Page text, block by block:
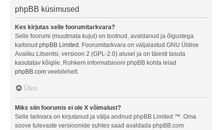
phpBB küsimused
Kes kirjutas selle foorumitarkvara?
Selle foorumi (muutmata kujul) on tootnud, avaldanud ja õigustega
kaitsnud phpBB Limited . Foorumitarkvara on väljalastud GNU Üldise
Avaliku Litsentsi, versioon 2 (GPL-2.0) alusel ja on täiesti tasuta
kasutatav kõigile. Rohkem informatsiooni phpBB kohta leiad
phpBB.com veebilehelt.
Üles
Miks siin foorumis ei ole X võimalust?
Selle tarkvara on kirjutanud ja välja andnud phpBB Limited ™. Oma
soove tulevaste versioonide suhtes saad avaldada phpBB.com